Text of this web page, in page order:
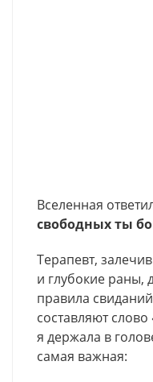
Вселенная
свободных ты
Терапевт,
и глубокие раны,
правила
составляют слово
я держала в
самая важная: